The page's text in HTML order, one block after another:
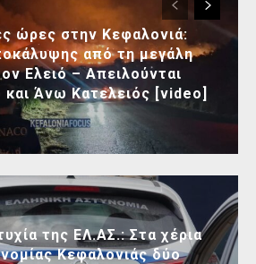
ώρες στην Κεφαλονιά:
από τη μεγάλη
Ελειό – Απειλούνται
Άνω Κατελειός [video]
της ΕΛ.ΑΣ.: Στα χέρια
Κεφαλονιάς δύο